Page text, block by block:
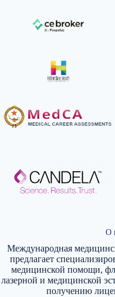
О
Международная
предлагает
медицинской помощи,
лазерной и медицинской
получению